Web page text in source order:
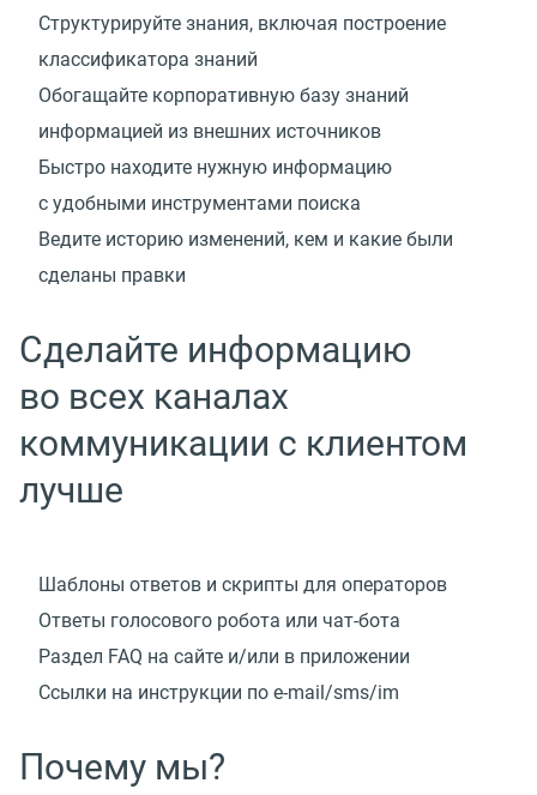
Структурируйте знания, включая построение
классификатора знаний
Обогащайте корпоративную базу знаний
информацией из внешних источников
Быстро находите нужную информацию
с удобными инструментами поиска
Ведите историю изменений, кем и какие были
сделаны правки
Сделайте информацию
во всех каналах
коммуникации с клиентом
лучше
Шаблоны ответов и скрипты для операторов
Ответы голосового робота или чат-бота
Раздел FAQ на сайте и/или в приложении
Ссылки на инструкции по e-mail/sms/im
Почему мы?